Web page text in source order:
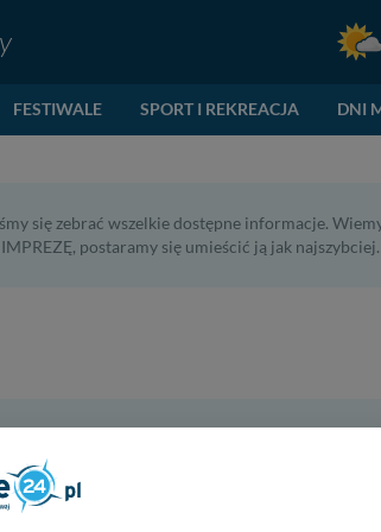
FESTIWALE SPORT I REKREACJA DNI
się zebrać wszelkie dostępne informacje.
postaramy się umieścić ją jak